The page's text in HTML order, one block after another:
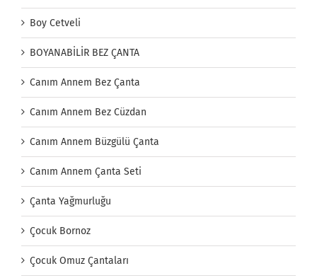
Boy Cetveli
BOYANABİLİR BEZ ÇANTA
Canım Annem Bez Çanta
Canım Annem Bez Cüzdan
Canım Annem Büzgülü Çanta
Canım Annem Çanta Seti
Çanta Yağmurluğu
Çocuk Bornoz
Çocuk Omuz Çantaları